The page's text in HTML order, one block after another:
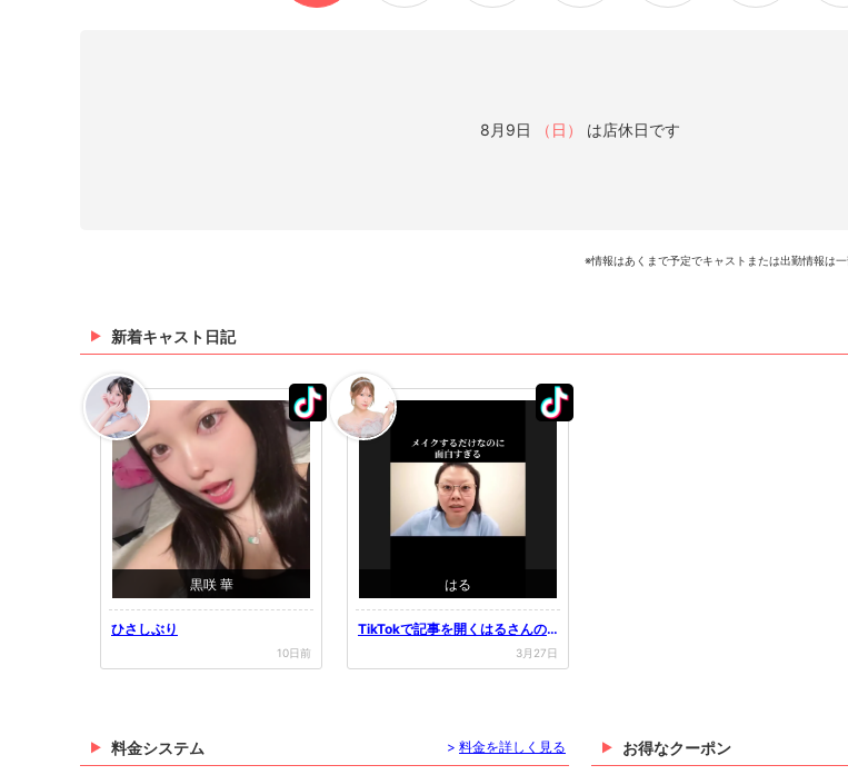
8月9日 （日） は店休日です
※情報はあくまで予定でキャストまたは出勤情報は
新着キャスト日記
黒咲 華
ひさしぶり
10日前
はる
TikTokで記事を開くはるさんのT
3月27日
お得なクーポン
料金システム > 料金を詳しく見る